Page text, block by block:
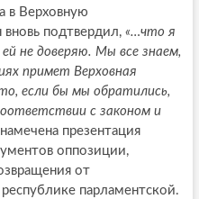
в Верховную
подтвердил, «…что я
ей не доверяю. Мы все знаем,
примет Верховная
если бы мы обратились,
с законом и
презентация
оппозиции,
от
парламентской.